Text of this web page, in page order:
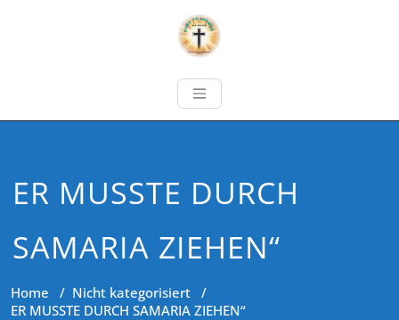
ER MUSSTE DURCH
SAMARIA ZIEHEN“
Home / Nicht kategorisiert /
ER MUSSTE DURCH SAMARIA ZIEHEN“